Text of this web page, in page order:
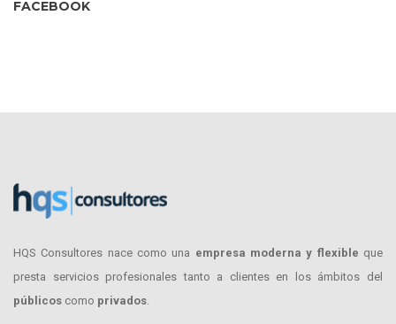
FACEBOOK
HQS Consultores nace como una empresa moderna y flexible que
presta servicios profesionales tanto a clientes en los ámbitos del
públicos como privados.